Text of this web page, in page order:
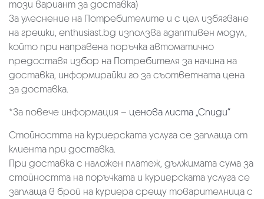
този вариант за доставка)
За улеснение на Потребителите и с цел избягване
на грешки, enthusiast.bg използва адаптивен модул,
който при направена поръчка автоматично
предоставя избор на Потребителя за начина на
доставка, информирайки го за съответната цена
за доставка.
*За повече информация – ценова листа „Спиди“
Стойността на куриерската услуга се заплаща от
клиента при доставка.
При доставка с наложен платеж, дължимата сума за
стойността на поръчката и куриерската услуга се
заплаща в брой на куриера срещу товарителница с